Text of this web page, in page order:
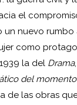
el
nuevo
como
la del Drama
del
de las obras